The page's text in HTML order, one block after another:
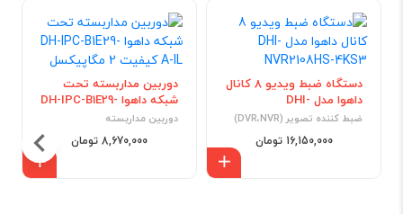
دستگاه ضبط ویدیو 8 کانال
داهوا مدل DHI-
NVR2108HS-4KS3
ضبط کننده تصویر (DVR،NVR)
16,150,000 تومان
دوربین مداربسته تحت
شبکه داهوا DH-IPC-B1E29-
A-IL کیفیت 2 مگاپیکسل
دوربین مداربسته
8,670,000 تومان